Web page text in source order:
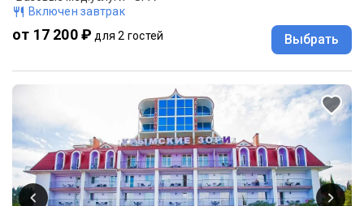
Включен завтрак
от 17 200 ₽ для 2 гостей Выбрать